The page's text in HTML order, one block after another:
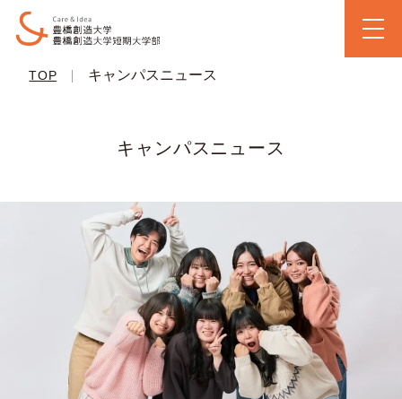
TOP | キャンパスニュース
キャンパスニュース